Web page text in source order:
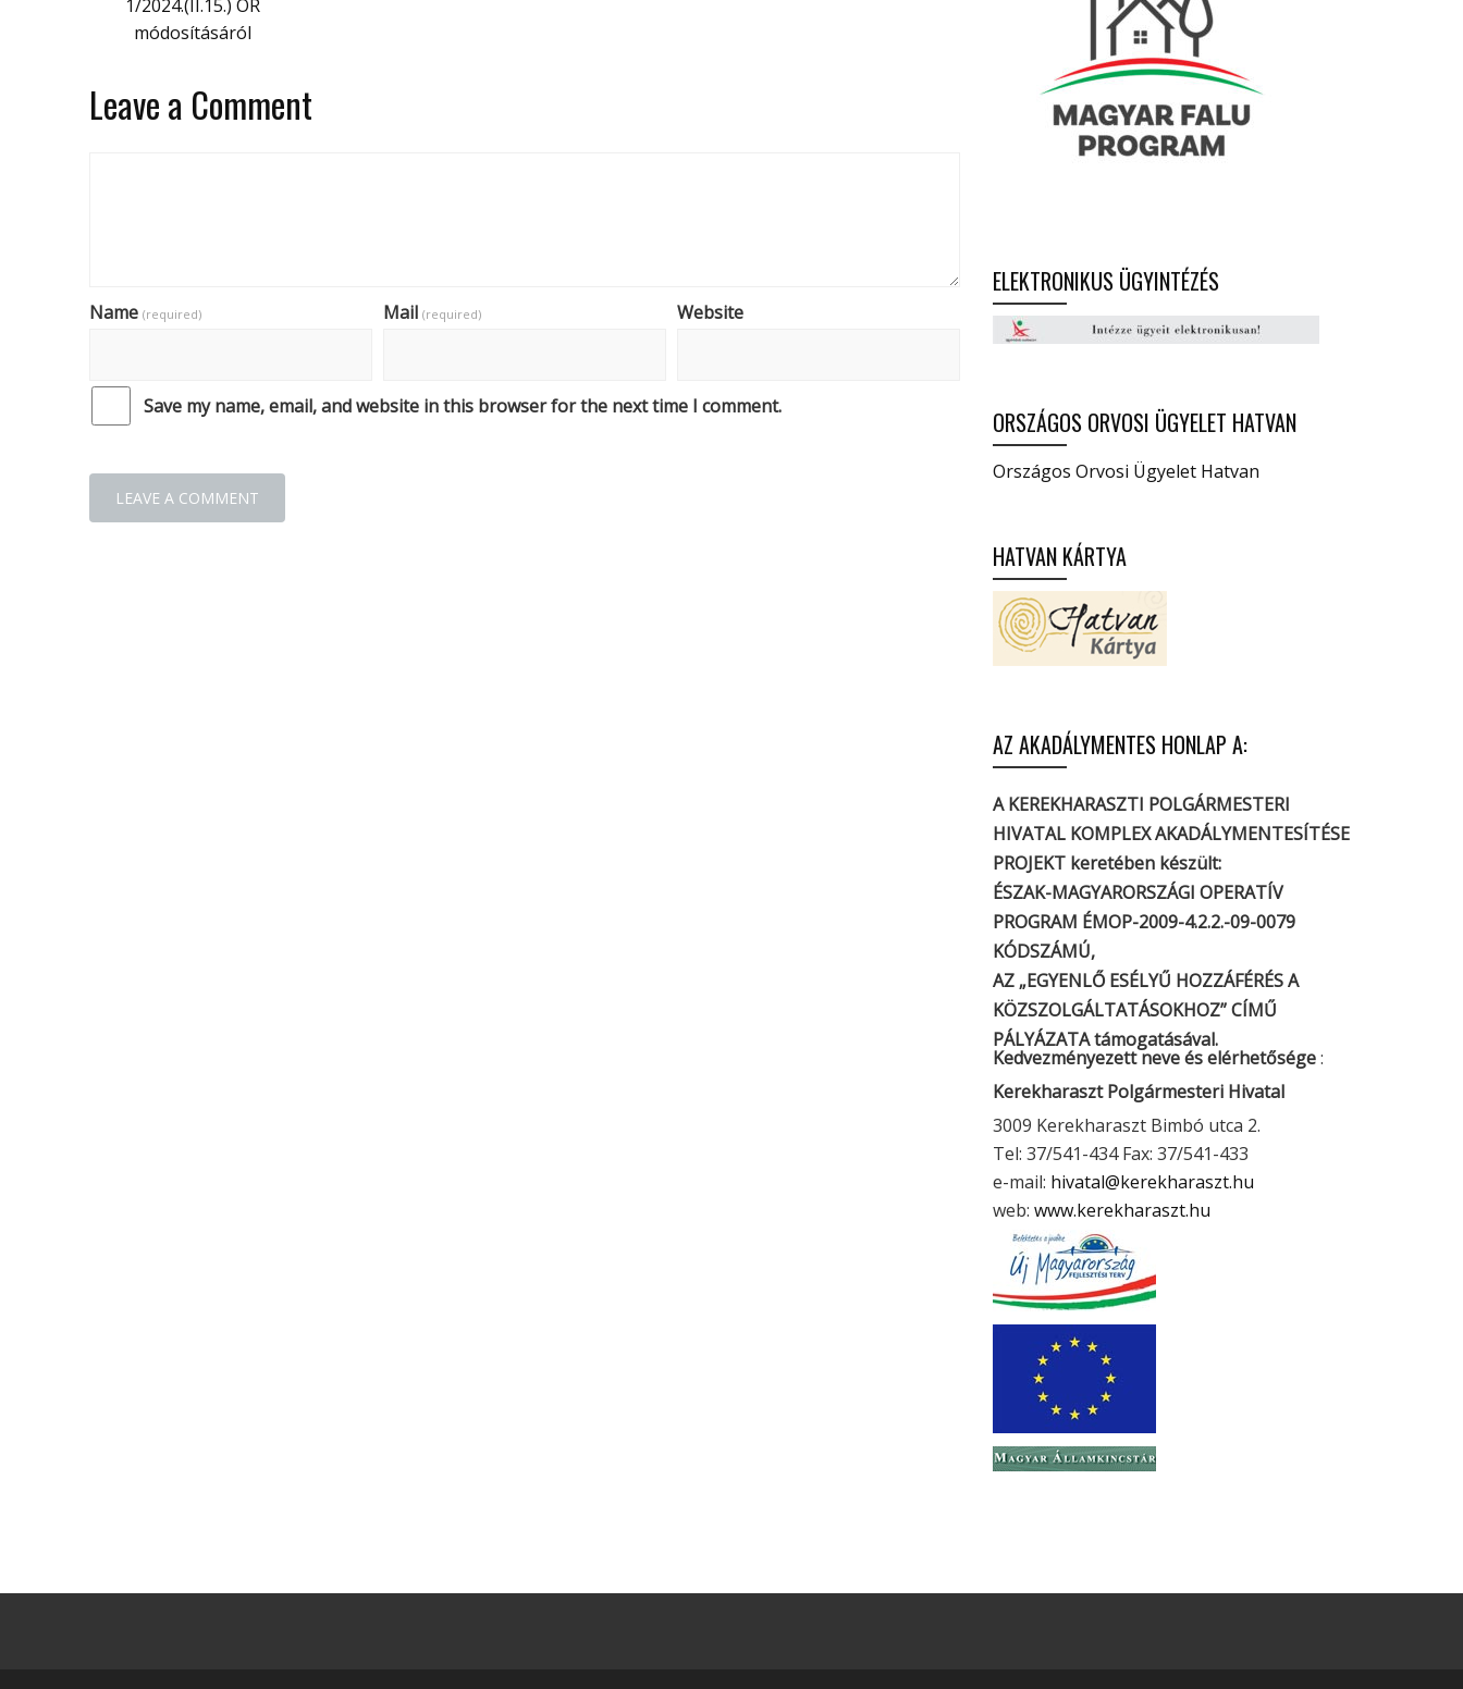
1/2024.(II.15.) ÖR
módosításáról
Leave a Comment
Name (required) Mail (required) Website
Save my name, email, and website in this browser for the next time I comment.
ELEKTRONIKUS ÜGYINTÉZÉS
ORSZÁGOS ORVOSI ÜGYELET HATVAN
Országos Orvosi Ügyelet Hatvan
HATVAN KÁRTYA
AZ AKADÁLYMENTES HONLAP A:
A KEREKHARASZTI POLGÁRMESTERI
HIVATAL KOMPLEX AKADÁLYMENTESÍTÉSE
PROJEKT keretében készült:
ÉSZAK-MAGYARORSZÁGI OPERATÍV
PROGRAM ÉMOP-2009-4.2.2.-09-0079
KÓDSZÁMÚ,
AZ „EGYENLŐ ESÉLYŰ HOZZÁFÉRÉS A
KÖZSZOLGÁLTATÁSOKHOZ” CÍMŰ
PÁLYÁZATA támogatásával.
Kedvezményezett neve és elérhetősége:
Kerekharaszt Polgármesteri Hivatal
3009 Kerekharaszt Bimbó utca 2.
Tel: 37/541-434 Fax: 37/541-433
e-mail: hivatal@kerekharaszt.hu
web: www.kerekharaszt.hu